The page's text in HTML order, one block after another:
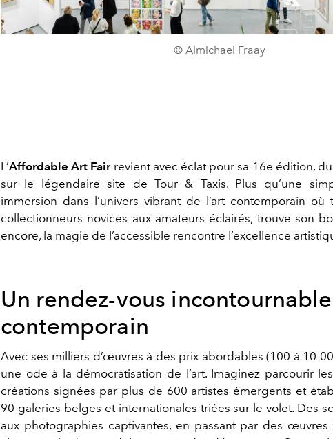
© Almichael Fraay
L’Affordable Art Fairrevient avec éclat pour sa 16e édition,
sur le légendaire site de Tour & Taxis. Plus qu’une
immersion dans l’univers vibrant de l’art contemporain
collectionneurs novices aux amateurs éclairés, trouve son
encore, la magie de l’accessible rencontre l’excellence
Un rendez-vous
contemporain
Avec ses milliers d’œuvres à des prix abordables (100 à 10
une ode à la démocratisation de l’art. Imaginez parcourir
créations signées par plus de 600 artistes émergents et
90 galeries belges et internationales triées sur le volet. Des
aux photographies captivantes, en passant par des œuvres